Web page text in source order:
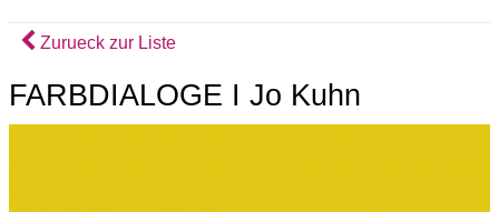
Zurueck zur Liste
FARBDIALOGE I Jo Kuhn